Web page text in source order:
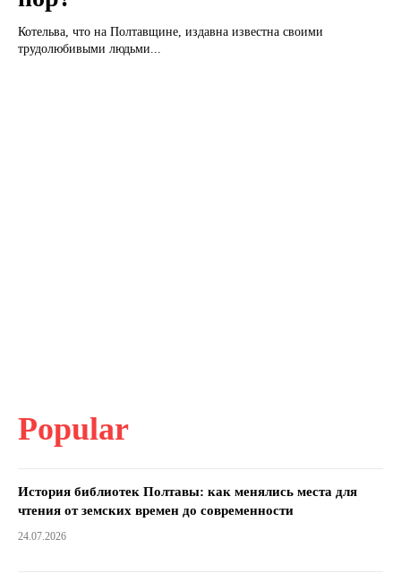
Котельва, что на Полтавщине, издавна известна своими
трудолюбивыми людьми...
Popular
История библиотек Полтавы: как менялись места для
чтения от земских времен до современности
24.07.2026